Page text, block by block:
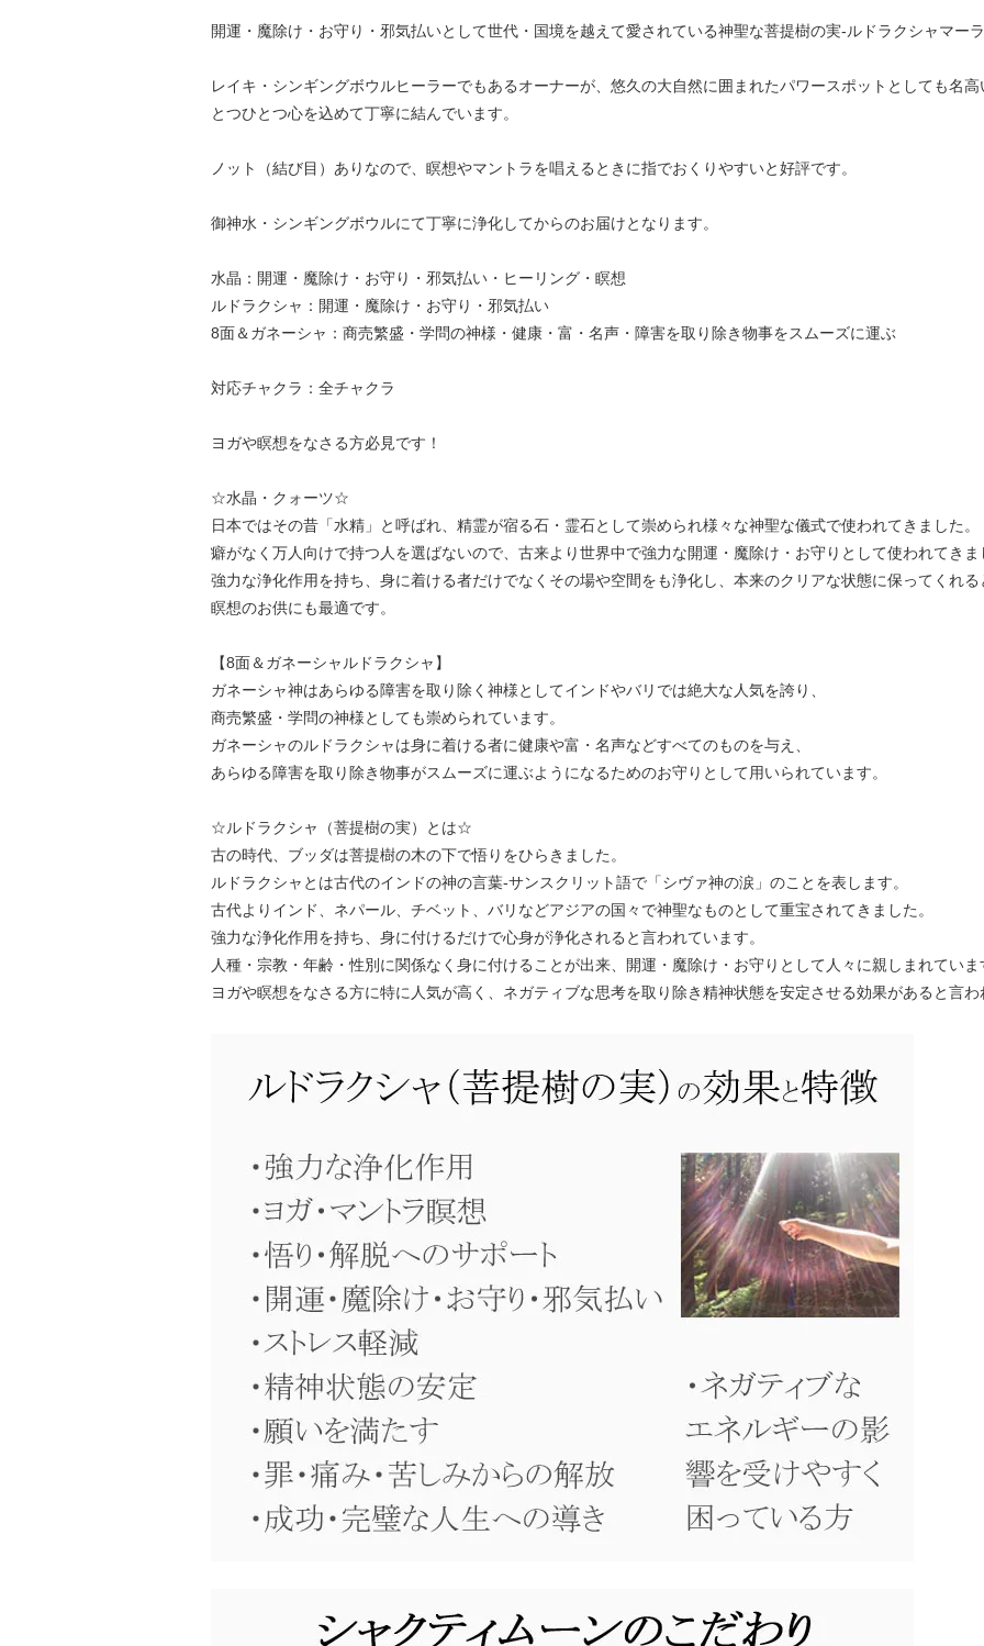
開運・魔除け・お守り・邪気払いとして世代・国境を越えて愛されている神聖な菩提樹の実-ルドラクシャマーラ
レイキ・シンギングボウルヒーラーでもあるオーナーが、悠久の大自然に囲まれたパワースポットとしても名
とつひとつ心を込めて丁寧に結んでいます。
ノット（結び目）ありなので、瞑想やマントラを唱えるときに指でおくりやすいと好評です。
御神水・シンギングボウルにて丁寧に浄化してからのお届けとなります。
水晶：開運・魔除け・お守り・邪気払い・ヒーリング・瞑想
ルドラクシャ：開運・魔除け・お守り・邪気払い
8面＆ガネーシャ：商売繁盛・学問の神様・健康・富・名声・障害を取り除き物事をスムーズに運ぶ
対応チャクラ：全チャクラ
ヨガや瞑想をなさる方必見です！
☆水晶・クォーツ☆
日本ではその昔「水精」と呼ばれ、精霊が宿る石・霊石として崇められ様々な神聖な儀式で使われてきました。
癖がなく万人向けで持つ人を選ばないので、古来より世界中で強力な開運・魔除け・お守りとして使われてきま
強力な浄化作用を持ち、身に着ける者だけでなくその場や空間をも浄化し、本来のクリアな状態に保ってくれる
瞑想のお供にも最適です。
【8面＆ガネーシャルドラクシャ】
ガネーシャ神はあらゆる障害を取り除く神様としてインドやバリでは絶大な人気を誇り、
商売繁盛・学問の神様としても崇められています。
ガネーシャのルドラクシャは身に着ける者に健康や富・名声などすべてのものを与え、
あらゆる障害を取り除き物事がスムーズに運ぶようになるためのお守りとして用いられています。
☆ルドラクシャ（菩提樹の実）とは☆
古の時代、ブッダは菩提樹の木の下で悟りをひらきました。
ルドラクシャとは古代のインドの神の言葉-サンスクリット語で「シヴァ神の涙」のことを表します。
古代よりインド、ネパール、チベット、バリなどアジアの国々で神聖なものとして重宝されてきました。
強力な浄化作用を持ち、身に付けるだけで心身が浄化されると言われています。
人種・宗教・年齢・性別に関係なく身に付けることが出来、開運・魔除け・お守りとして人々に親しまれていま
ヨガや瞑想をなさる方に特に人気が高く、ネガティブな思考を取り除き精神状態を安定させる効果があると言わ